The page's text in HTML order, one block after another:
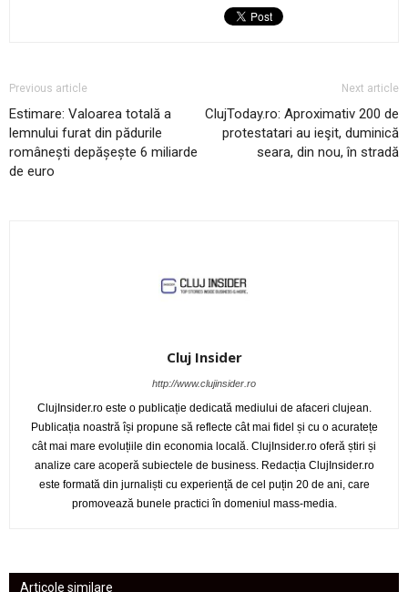
Previous article
Estimare: Valoarea totală a
lemnului furat din pădurile
românești depășește 6 miliarde
de euro
Next article
ClujToday.ro: Aproximativ 200 de
protestatari au ieşit, duminică
seara, din nou, în stradă
Cluj Insider
http://www.clujinsider.ro
ClujInsider.ro este o publicație dedicată mediului de afaceri clujean.
Publicația noastră își propune să reflecte cât mai fidel și cu o acuratețe
cât mai mare evoluțiile din economia locală. ClujInsider.ro oferă știri și
analize care acoperă subiectele de business. Redacția ClujInsider.ro
este formată din jurnaliști cu experiență de cel puțin 20 de ani, care
promovează bunele practici în domeniul mass-media.
Articole similare